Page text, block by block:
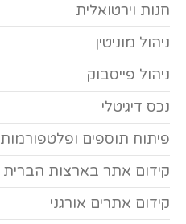
חנות וירטואלית
ניהול מוניטין
ניהול פייסבוק
נכס דיגיטלי
פיתוח תוספים ופלטפורמות
קידום אתר בארצות הברית
קידום אתרים אורגני